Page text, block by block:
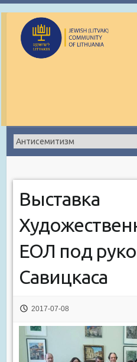
Выставка
ЕОЛ под
Савицкаса
2017-07-08